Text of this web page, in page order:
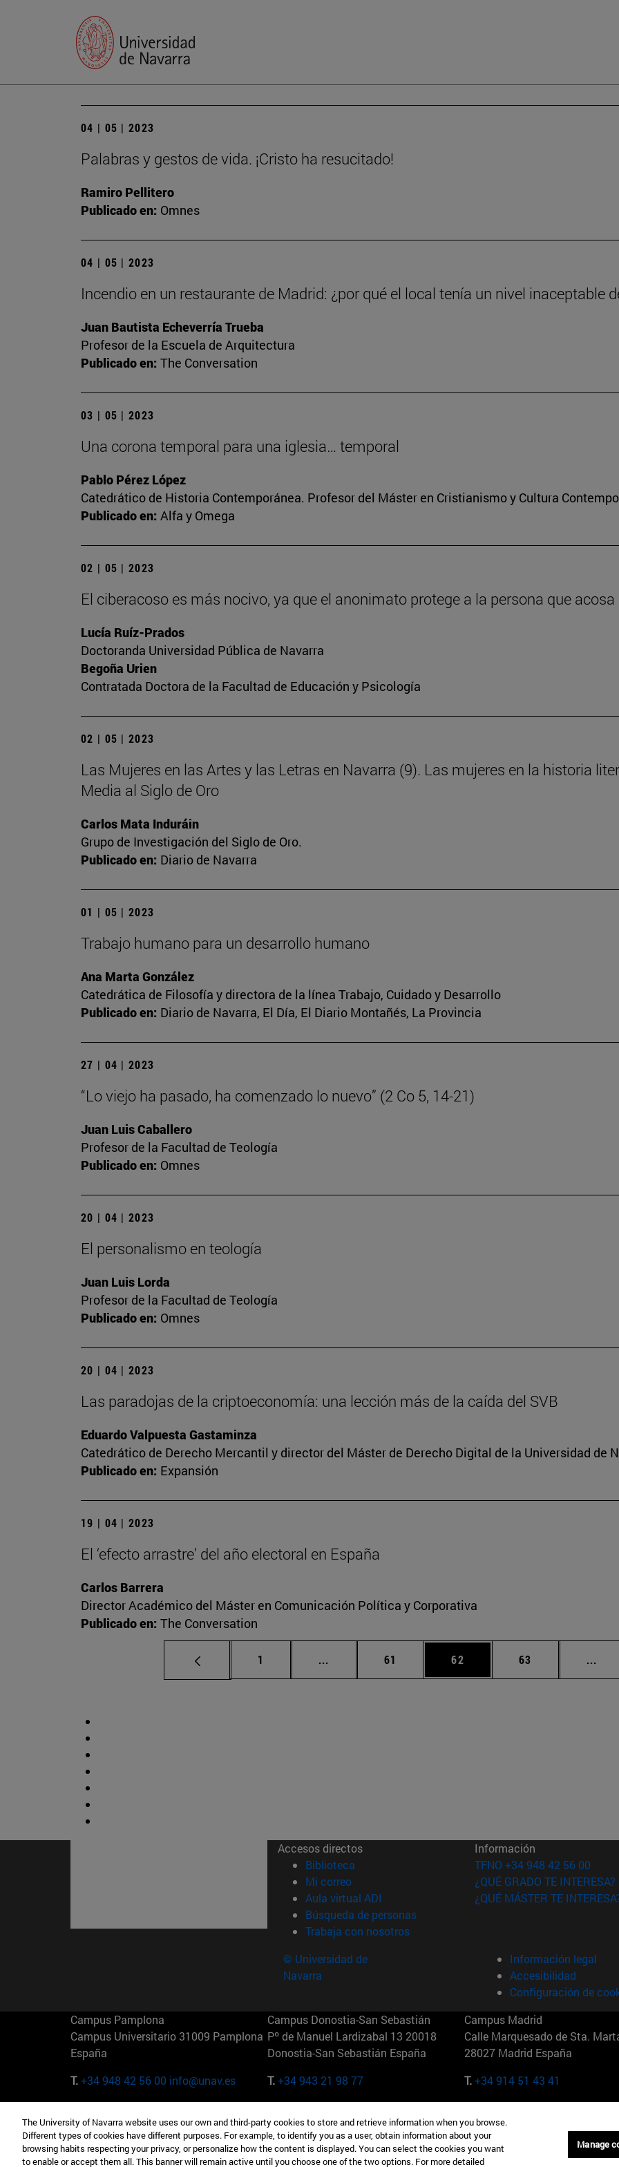
04 | 05 | 2023
Palabras y gestos de vida. ¡Cristo ha resucitado!
Ramiro Pellitero
Publicado en: Omnes
04 | 05 | 2023
Incendio en un restaurante de Madrid: ¿por qué el local tenía un nivel inaceptable
Juan Bautista Echeverría Trueba
Profesor de la Escuela de Arquitectura
Publicado en: The Conversation
03 | 05 | 2023
Una corona temporal para una iglesia… temporal
Pablo Pérez López
Catedrático de Historia Contemporánea. Profesor del Máster en Cristianismo y Cultura
Publicado en: Alfa y Omega
02 | 05 | 2023
El ciberacoso es más nocivo, ya que el anonimato protege a la persona que acosa
Lucía Ruíz-Prados
Doctoranda Universidad Pública de Navarra
Begoña Urien
Contratada Doctora de la Facultad de Educación y Psicología
02 | 05 | 2023
Las Mujeres en las Artes y las Letras en Navarra (9). Las mujeres en la historia
Media al Siglo de Oro
Carlos Mata Induráin
Grupo de Investigación del Siglo de Oro.
Publicado en: Diario de Navarra
01 | 05 | 2023
Trabajo humano para un desarrollo humano
Ana Marta González
Catedrática de Filosofía y directora de la línea Trabajo, Cuidado y Desarrollo
Publicado en: Diario de Navarra, El Día, El Diario Montañés, La Provincia
27 | 04 | 2023
“Lo viejo ha pasado, ha comenzado lo nuevo” (2 Co 5, 14-21)
Juan Luis Caballero
Profesor de la Facultad de Teología
Publicado en: Omnes
20 | 04 | 2023
El personalismo en teología
Juan Luis Lorda
Profesor de la Facultad de Teología
Publicado en: Omnes
20 | 04 | 2023
Las paradojas de la criptoeconomía: una lección más de la caída del SVB
Eduardo Valpuesta Gastaminza
Catedrático de Derecho Mercantil y director del Máster de Derecho Digital de la Universidad de
Publicado en: Expansión
19 | 04 | 2023
El ‘efecto arrastre’ del año electoral en España
Carlos Barrera
Director Académico del Máster en Comunicación Política y Corporativa
Publicado en: The Conversation
Página
1 ... Páginas intermedias Use TAB para desplazarse.
Página
61 Página
62 Página
63 ...
Accesos directos
Biblioteca (abre en nueva ventana)
Mi correo(abre en nueva ventana)
Aula virtual ADI (abre en nueva ventana)
Búsqueda de personas(abre en nueva ventana)
Trabaja con nosotros(abre en nueva ventana)
Información
TFNO +34 948 42 56 00
¿QUÉ GRADO TE INTERESA?
¿QUÉ MÁSTER TE
© Universidad de
Navarra
Información legal
Accesibilidad
Configuración de
Campus Pamplona
Campus Universitario 31009 Pamplona
España
T.+34 948 42 56 00 info@unav.es
Campus Donostia-San Sebastián
Pº de Manuel Lardizabal 13 20018
Donostia-San Sebastián España
T.+34 943 21 98 77
Campus Madrid
Calle Marquesado de Sta.
28027 Madrid España
T.+34 914 51 43 41
Camino del Cerro Águila 3 28023
Madrid España
165 W 57th St 10019-2201 Nueva York
EE.UU
Maria-Theresia-Straße 15 81675
Múnich Alemania
The University of Navarra website uses our own and third-party cookies to store and retrieve information when you browse.
Different types of cookies have different purposes. For example, to identify you as a user, obtain information about your
browsing habits respecting your privacy, or personalize how the content is displayed. You can select the cookies you want
to enable or accept them all. This banner will remain active until you choose one of the two options. For more detailed
Manage